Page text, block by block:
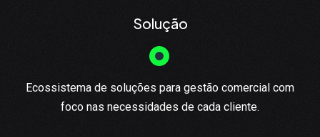
Solução
Ecossistema de soluções para gestão comercial com
foco nas necessidades de cada cliente.